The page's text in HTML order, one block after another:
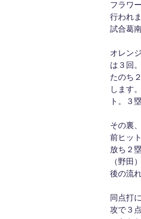
フラワ
行われ
試合葛
オレン
は３回
たのち
します
ト。３
その裏
前ヒッ
放ち２
（野田
後の流
同点打
攻で３